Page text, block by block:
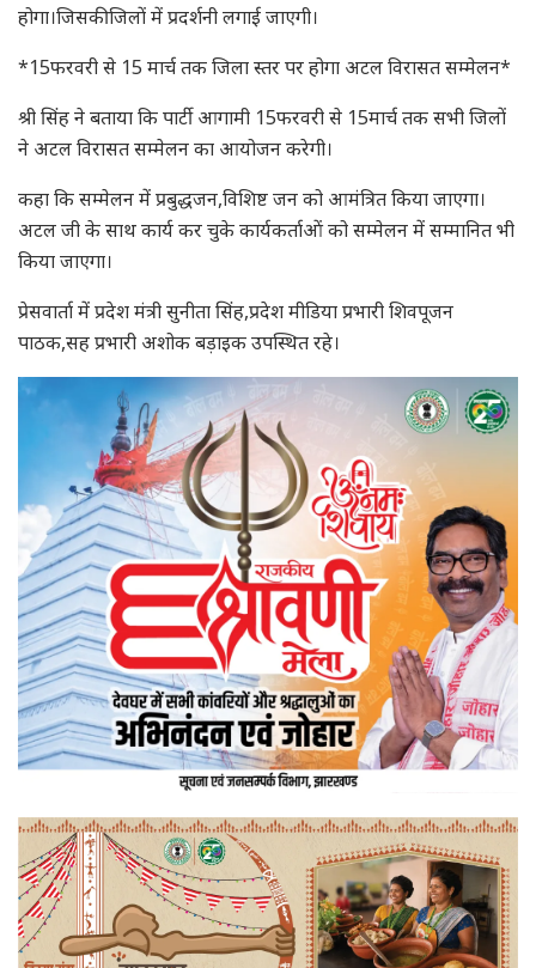
होगा।जिसकी जिलों में प्रदर्शनी लगाई जाएगी।
*15फरवरी से 15 मार्च तक जिला स्तर पर होगा अटल विरासत सम्मेलन*
श्री सिंह ने बताया कि पार्टी आगामी 15फरवरी से 15मार्च तक सभी जिलों
ने अटल विरासत सम्मेलन का आयोजन करेगी।
कहा कि सम्मेलन में प्रबुद्धजन,विशिष्ट जन को आमंत्रित किया जाएगा।
अटल जी के साथ कार्य कर चुके कार्यकर्ताओं को सम्मेलन में सम्मानित भी
किया जाएगा।
प्रेसवार्ता में प्रदेश मंत्री सुनीता सिंह,प्रदेश मीडिया प्रभारी शिवपूजन
पाठक,सह प्रभारी अशोक बड़ाइक उपस्थित रहे।